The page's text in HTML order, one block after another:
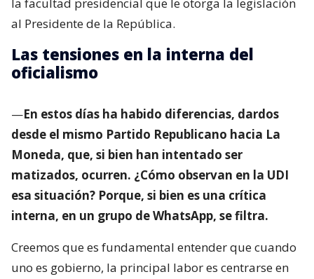
la facultad presidencial que le otorga la legislación
al Presidente de la República.
Las tensiones en la interna del
oficialismo
—En estos días ha habido diferencias, dardos
desde el mismo Partido Republicano hacia La
Moneda, que, si bien han intentado ser
matizados, ocurren. ¿Cómo observan en la UDI
esa situación? Porque, si bien es una crítica
interna, en un grupo de WhatsApp, se filtra.
Creemos que es fundamental entender que cuando
uno es gobierno, la principal labor es centrarse en